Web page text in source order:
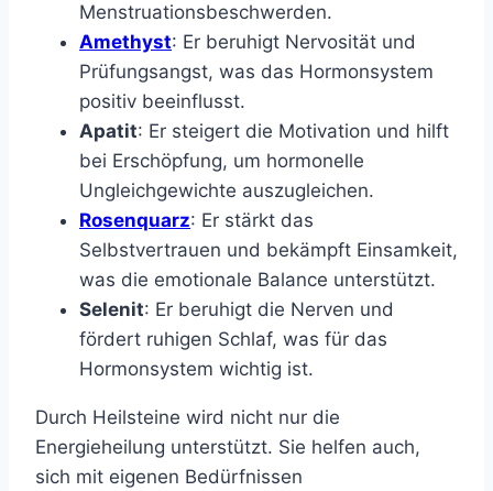
Menstruationsbeschwerden.
Amethyst: Er beruhigt Nervosität und
Prüfungsangst, was das Hormonsystem
positiv beeinflusst.
Apatit: Er steigert die Motivation und hilft
bei Erschöpfung, um hormonelle
Ungleichgewichte auszugleichen.
Rosenquarz: Er stärkt das
Selbstvertrauen und bekämpft Einsamkeit,
was die emotionale Balance unterstützt.
Selenit: Er beruhigt die Nerven und
fördert ruhigen Schlaf, was für das
Hormonsystem wichtig ist.
Durch Heilsteine wird nicht nur die
Energieheilung unterstützt. Sie helfen auch,
sich mit eigenen Bedürfnissen